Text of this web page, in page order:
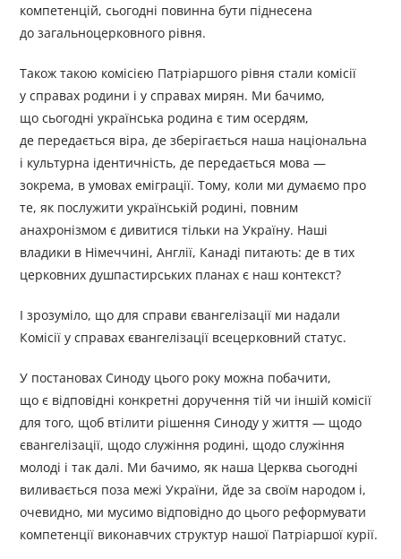
компетенцій, сьогодні повинна бути піднесена
до загальноцерковного рівня.
Також такою комісією Патріаршого рівня стали комісії
у справах родини і у справах мирян. Ми бачимо,
що сьогодні українська родина є тим осердям,
де передається віра, де зберігається наша національна
і культурна ідентичність, де передається мова —
зокрема, в умовах еміграції. Тому, коли ми думаємо про
те, як послужити українській родині, повним
анахронізмом є дивитися тільки на Україну. Наші
владики в Німеччині, Англії, Канаді питають: де в тих
церковних душпастирських планах є наш контекст?
І зрозуміло, що для справи євангелізації ми надали
Комісії у справах євангелізації всецерковний статус.
У постановах Синоду цього року можна побачити,
що є відповідні конкретні доручення тій чи іншій комісії
для того, щоб втілити рішення Синоду у життя — щодо
євангелізації, щодо служіння родині, щодо служіння
молоді і так далі. Ми бачимо, як наша Церква сьогодні
виливається поза межі України, йде за своїм народом і,
очевидно, ми мусимо відповідно до цього реформувати
компетенції виконавчих структур нашої Патріаршої курії.